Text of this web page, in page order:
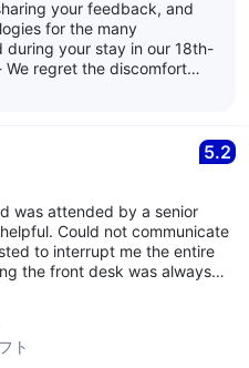
was “fixed,” yet somehow
the night. Sleeping in
not part of the experience
impressive. Within a short
been “maintained.” As if that
also greeted by a
near the door, which
guests. When we
we were informed
10:30am the following day.
closer to 2:00pm — well
Clearly, punctuality and
This raises
and operational
that carries such a
maintenance support —
for the many
during your stay in our 18th-
room cleanliness, pest
managers for a
member of our
to you once the review is
your patience while we
5.2
was attended by a senior
Could not communicate
to interrupt me the entire
the front desk was always
taste and definitely hesitant
ト